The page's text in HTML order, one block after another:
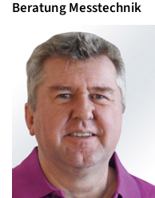
Beratung Messtechnik